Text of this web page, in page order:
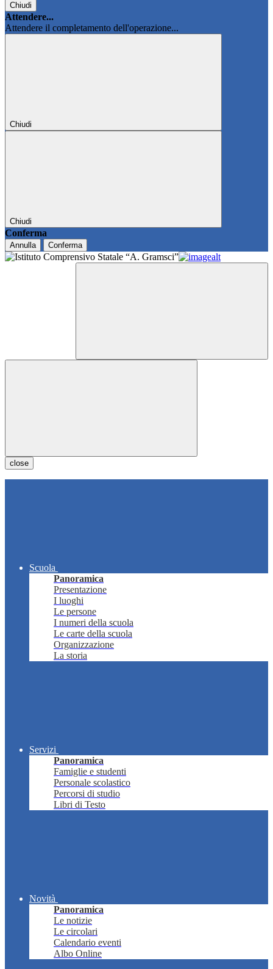
Chiudi
Attendere...
Attendere il completamento dell'operazione...
Chiudi
Chiudi
Conferma
Annulla Conferma
close
Scuola
Panoramica
Presentazione
I luoghi
Le persone
I numeri della scuola
Le carte della scuola
Organizzazione
La storia
Servizi
Panoramica
Famiglie e studenti
Personale scolastico
Percorsi di studio
Libri di Testo
Novità
Panoramica
Le notizie
Le circolari
Calendario eventi
Albo Online